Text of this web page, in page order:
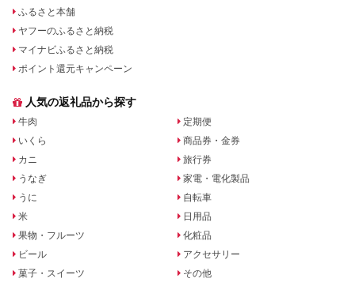
ふるさと本舗
ヤフーのふるさと納税
マイナビふるさと納税
ポイント還元キャンペーン
人気の返礼品から探す
牛肉
いくら
カニ
うなぎ
うに
米
果物・フルーツ
ビール
菓子・スイーツ
定期便
商品券・金券
旅行券
家電・電化製品
自転車
日用品
化粧品
アクセサリー
その他